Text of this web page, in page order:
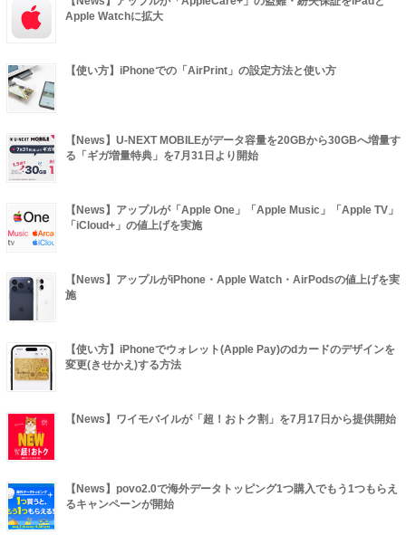
Apple Watchに拡大
【使い方】iPhoneでの「AirPrint」の設定方法と使い方
【News】U-NEXT MOBILEがデータ容量を20GBから30GBへ増量す
る「ギガ増量特典」を7月31日より開始
【News】アップルが「Apple One」「Apple Music」「Apple TV」
「iCloud+」の値上げを実施
【News】アップルがiPhone・Apple Watch・AirPodsの値上げを実
施
【使い方】iPhoneでウォレット(Apple Pay)のdカードのデザインを
変更(きせかえ)する方法
【News】ワイモバイルが「超！おトク割」を7月17日から提供開始
【News】povo2.0で海外データトッピング1つ購入でもう1つもらえ
るキャンペーンが開始